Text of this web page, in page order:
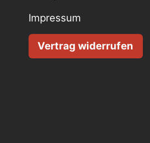
Impressum
Vertrag widerrufen